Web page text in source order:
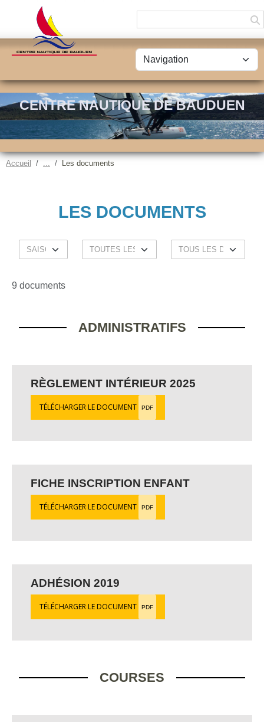
CENTRE NAUTIQUE DE BAUDUEN
Accueil Les documents
LES DOCUMENTS
9 documents
ADMINISTRATIFS
RÈGLEMENT INTÉRIEUR 2025
TÉLÉCHARGER LE DOCUMENT PDF
FICHE INSCRIPTION ENFANT
TÉLÉCHARGER LE DOCUMENT PDF
ADHÉSION 2019
TÉLÉCHARGER LE DOCUMENT PDF
COURSES
Panneau de gestion des cookies